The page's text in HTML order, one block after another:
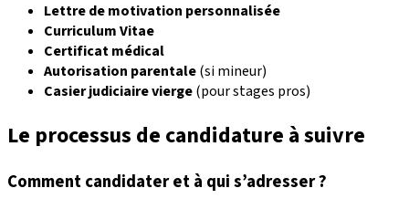
Lettre de motivation personnalisée
Curriculum Vitae
Certificat médical
Autorisation parentale(si mineur)
Casier judiciaire vierge(pour stages pros)
Le processus de candidature à suivre
Comment candidater et à qui s’adresser ?